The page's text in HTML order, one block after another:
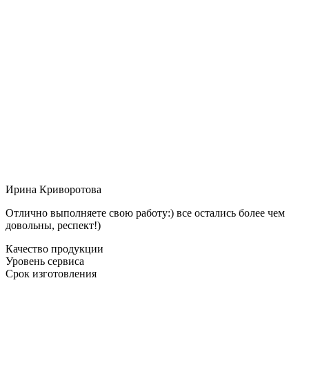
Ирина Криворотова
Отлично выполняете свою работу:) все остались более чем
довольны, респект!)
Качество продукции
Уровень сервиса
Срок изготовления